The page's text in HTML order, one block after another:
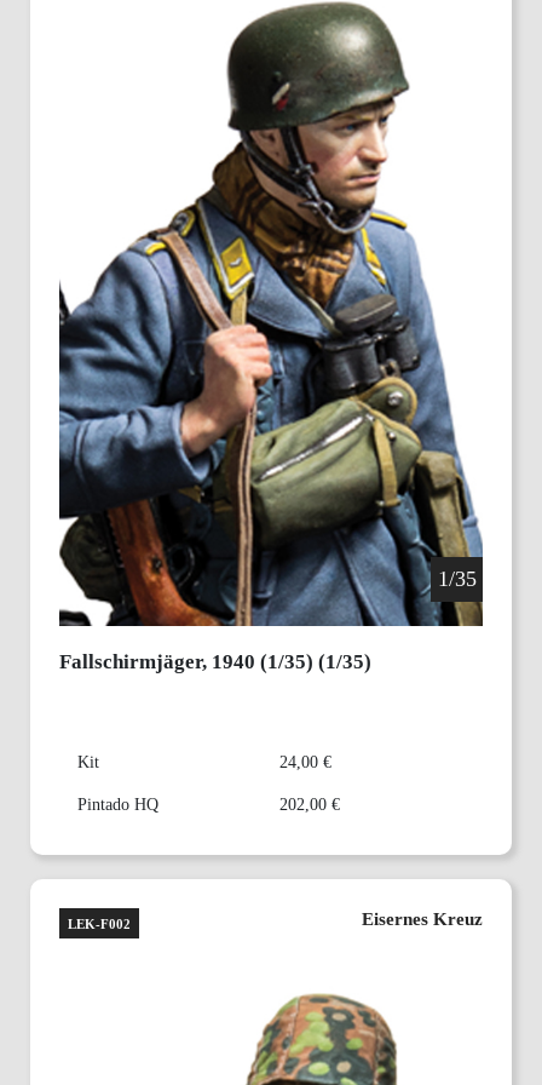
1/35
Fallschirmjäger, 1940 (1/35) (1/35)
Kit 24,00 €
Pintado HQ 202,00 €
LEK-F002 Eisernes Kreuz